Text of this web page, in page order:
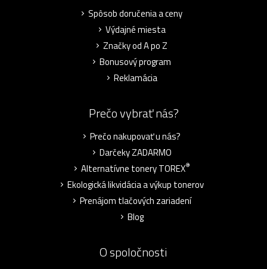
Spôsob doručenia a ceny
Výdajné miesta
Značky od A po Z
Bonusový program
Reklamácia
Prečo vybrať nás?
Prečo nakupovať u nás?
Darčeky ZADARMO
Alternatívne tonery TOREX®
Ekologická likvidácia a výkup tonerov
Prenájom tlačových zariadení
Blog
O spoločnosti